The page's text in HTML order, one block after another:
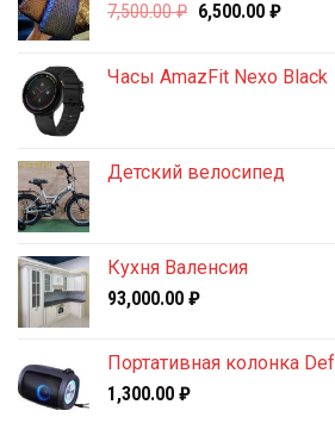
7,500.00₽ Первоначальная
7,500.00 ₽.
6,500.00 ₽Текущая
Часы AmazFit Nexo Black
Детский велосипед
Кухня Валенсия
93,000.00 ₽
Портативная колонка
1,300.00 ₽